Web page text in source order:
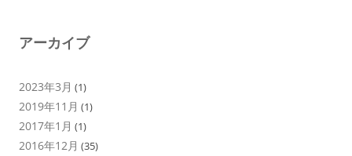
アーカイブ
2023年3月 (1)
2019年11月 (1)
2017年1月 (1)
2016年12月 (35)